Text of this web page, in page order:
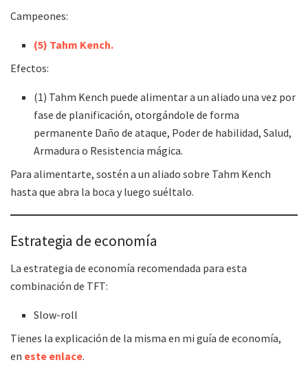
Campeones:
(5) Tahm Kench.
Efectos:
(1) Tahm Kench puede alimentar a un aliado una vez por
fase de planificación, otorgándole de forma
permanente Daño de ataque, Poder de habilidad, Salud,
Armadura o Resistencia mágica.
Para alimentarte, sostén a un aliado sobre Tahm Kench
hasta que abra la boca y luego suéltalo.
Estrategia de economía
La estrategia de economía recomendada para esta
combinación de TFT:
Slow-roll
Tienes la explicación de la misma en mi guía de economía,
en este enlace.